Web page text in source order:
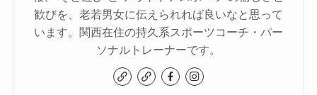
歓びを、老若男女に伝えられれば良いなと思って
います。関西在住の持久系スポーツコーチ・パー
ソナルトレーナーです。